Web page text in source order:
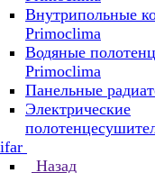
Внутрипольные
Primoclima
Водяные
Primoclima
Панельные
Электрические
Назад